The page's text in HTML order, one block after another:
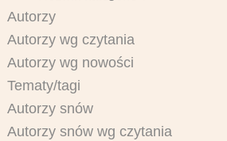
Autorzy
Autorzy wg czytania
Autorzy wg nowości
Tematy/tagi
Autorzy snów
Autorzy snów wg czytania